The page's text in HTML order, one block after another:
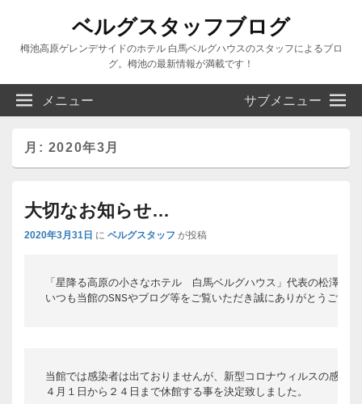
ベルグスタッフブログ
栂池高原ゲレンデサイドのホテル 白馬ベルグハウスのスタッフによるブロ
グ。栂池の最新情報が満載です！
メニュー サブメニュー
月: 2020年3月
大切なお知らせ…
2020年3月31日 に ベルグスタッフ が投稿
「星降る高原の小さなホテル　白馬ベルグハウス」代表の松澤宗
当館では感染者は出ておりませんが、新型コロナウィルスの感染
４月１日から２４日まで休館する事を決定致しました。